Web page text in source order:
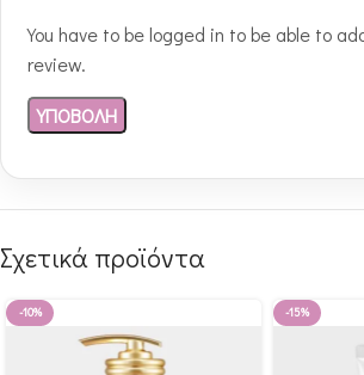
You have to be logged in to be able to
review.
Σχετικά προϊόντα
-10% -15%